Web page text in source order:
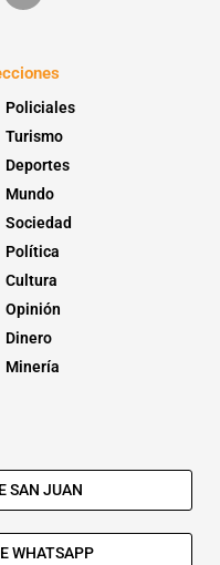
Policiales
Turismo
Deportes
Mundo
Sociedad
Política
Cultura
Opinión
Dinero
Minería
SAN JUAN
WHATSAPP